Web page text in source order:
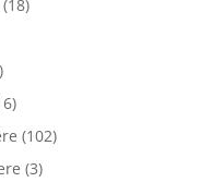
(18)
(102)
(3)